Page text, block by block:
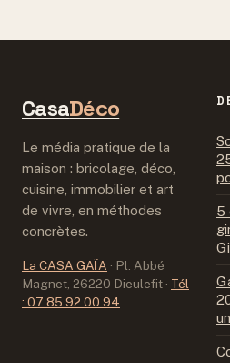
parfait
CasaDéco
Le média pratique de la
maison : bricolage, déco,
cuisine, immobilier et art
de vivre, en méthodes
concrètes.
La CASA GAÏA · Pl. Abbé
Magnet, 26220 Dieulefit · Tél
: 07 85 92 00 94
5